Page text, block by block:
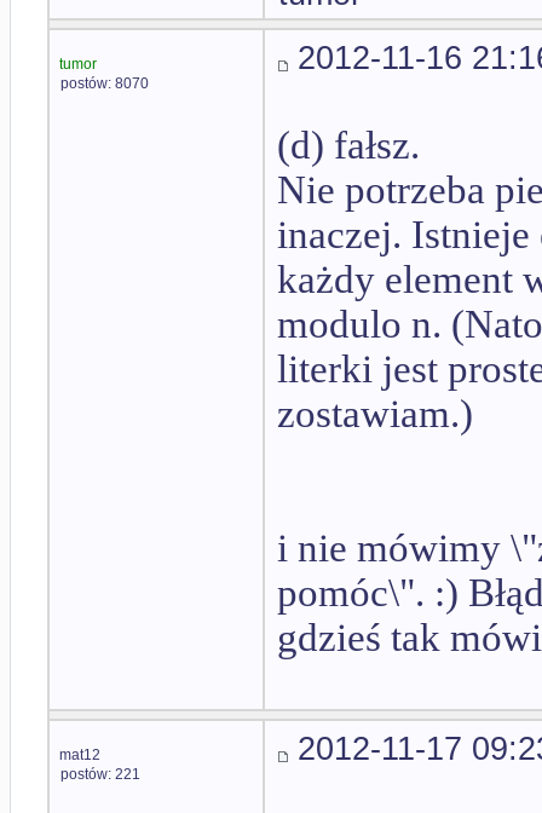
tumor
postów: 8070
2012-11-16
(d) fałsz.
Nie potrzeba
inaczej. Istnieje
każdy element
modulo n.
literki jest
zostawiam.)
i nie mówimy
pomóc\". :)
gdzieś tak
mat12
postów: 221
2012-11-17